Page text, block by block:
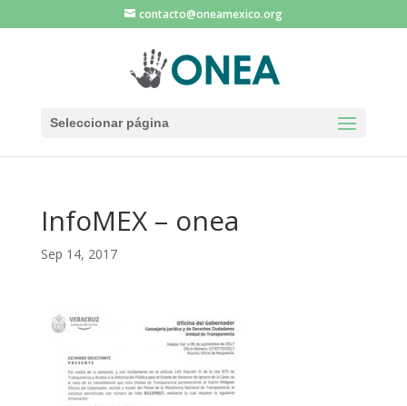
contacto@oneamexico.org
Seleccionar página
InfoMEX – onea
Sep 14, 2017